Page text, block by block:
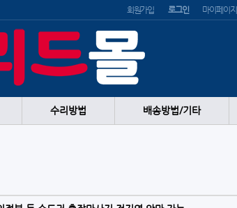
회원가입 로그인 마이페이지
수리방법 배송방법/기타